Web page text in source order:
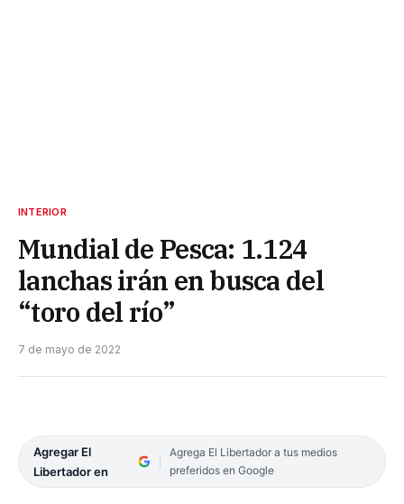
INTERIOR
Mundial de Pesca: 1.124
lanchas irán en busca del
“toro del río”
7 de mayo de 2022
Agregar El
Libertador en
Agrega El Libertador a tus medios
preferidos en Google